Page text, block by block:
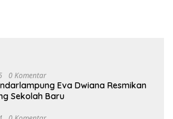
0 Komentar
Eva Dwiana Resmikan
Sekolah Baru